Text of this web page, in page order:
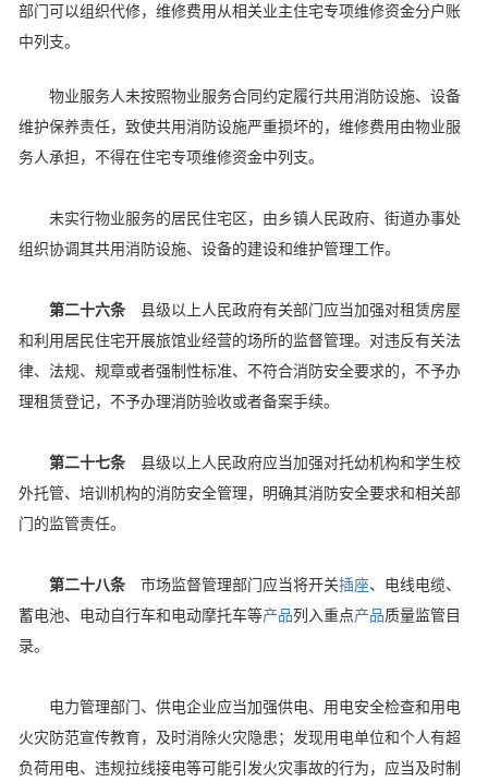
部门可以组织代修，维修费用从相关业主住宅专项维修资金分户账
中列支。
物业服务人未按照物业服务合同约定履行共用消防设施、设备
维护保养责任，致使共用消防设施严重损坏的，维修费用由物业服
务人承担，不得在住宅专项维修资金中列支。
未实行物业服务的居民住宅区，由乡镇人民政府、街道办事处
组织协调其共用消防设施、设备的建设和维护管理工作。
第二十六条 县级以上人民政府有关部门应当加强对租赁房屋
和利用居民住宅开展旅馆业经营的场所的监督管理。对违反有关法
律、法规、规章或者强制性标准、不符合消防安全要求的，不予办
理租赁登记，不予办理消防验收或者备案手续。
第二十七条 县级以上人民政府应当加强对托幼机构和学生校
外托管、培训机构的消防安全管理，明确其消防安全要求和相关部
门的监管责任。
第二十八条 市场监督管理部门应当将开关插座、电线电缆、
蓄电池、电动自行车和电动摩托车等产品列入重点产品质量监管目
录。
电力管理部门、供电企业应当加强供电、用电安全检查和用电
火灾防范宣传教育，及时消除火灾隐患；发现用电单位和个人有超
负荷用电、违规拉线接电等可能引发火灾事故的行为，应当及时制